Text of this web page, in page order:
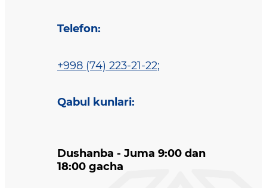
Telefon:
+998 (74) 223-21-22;
Qabul kunlari:
Dushanba - Juma 9:00 dan
18:00 gacha